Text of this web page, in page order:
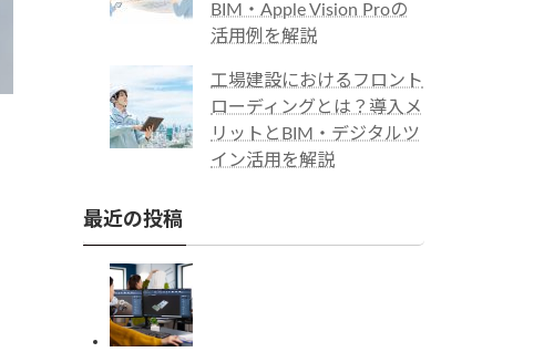
BIM・Apple Vision Proの
活用例を解説
工場建設におけるフロント
ローディングとは？導入メ
リットとBIM・デジタルツ
イン活用を解説
最近の投稿